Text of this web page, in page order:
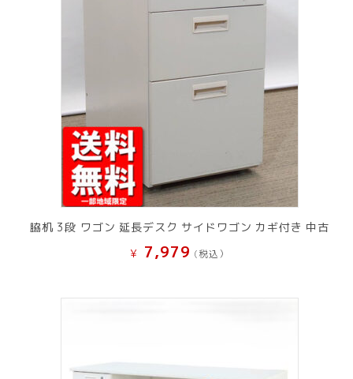
脇机 3段 ワゴン 延長デスク サイドワゴン カギ付き 中古
¥ 7,979 (税込）